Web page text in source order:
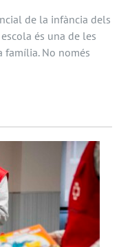
de la infància dels
és una de les
família. No només